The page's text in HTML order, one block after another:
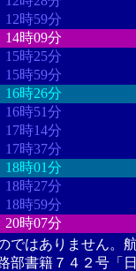
12時59分
14時09分
15時25分
15時59分
16時26分
16時51分
17時14分
17時37分
18時01分
18時27分
18時59分
20時07分
ではありません。
部書籍７４２号「